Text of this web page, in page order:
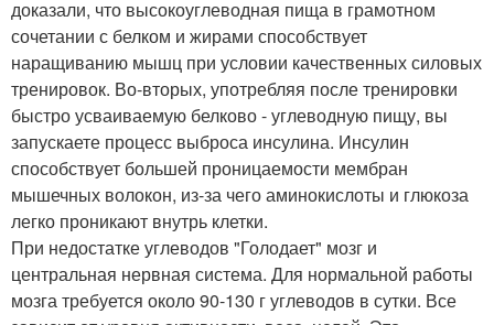
доказали, что высокоуглеводная пища в грамотном
сочетании с белком и жирами способствует
наращиванию мышц при условии качественных силовых
тренировок. Во-вторых, употребляя после тренировки
быстро усваиваемую белково - углеводную пищу, вы
запускаете процесс выброса инсулина. Инсулин
способствует большей проницаемости мембран
мышечных волокон, из-за чего аминокислоты и глюкоза
легко проникают внутрь клетки.
При недостатке углеводов "Голодает" мозг и
центральная нервная система. Для нормальной работы
мозга требуется около 90-130 г углеводов в сутки. Все